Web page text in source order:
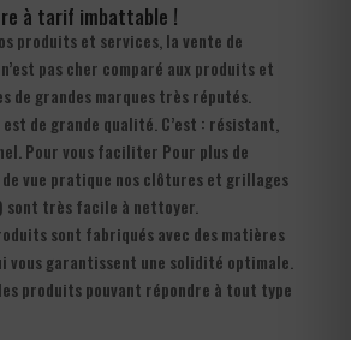
à tarif imbattable !
produits et services, la vente de
pas cher comparé aux produits et
de grandes marques très réputés.
de grande qualité. C’est : résistant,
Pour vous faciliter Pour plus de
vue pratique nos clôtures et grillages
sont très facile à nettoyer.
sont fabriqués avec des matières
vous garantissent une solidité optimale.
produits pouvant répondre à tout type